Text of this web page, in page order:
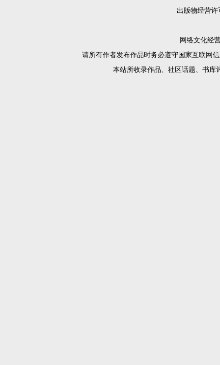
出版物经营许
网络文化经
请所有作者发布作品时务必遵守国家互联网
本站所收录作品、社区话题、书库